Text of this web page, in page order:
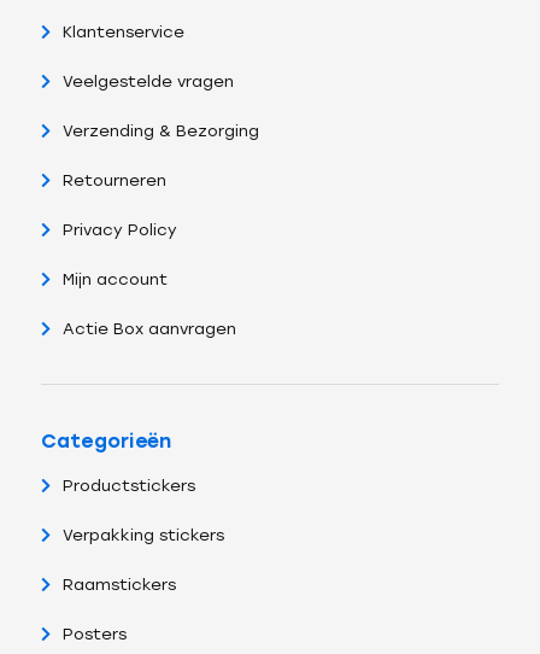
Klantenservice
Veelgestelde vragen
Verzending & Bezorging
Retourneren
Privacy Policy
Mijn account
Actie Box aanvragen
Categorieën
Productstickers
Verpakking stickers
Raamstickers
Posters